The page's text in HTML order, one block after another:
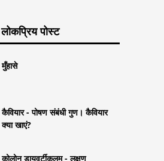
लोकप्रिय पोस्ट
मुँहासे
कैवियार - पोषण संबंधी गुण। कैवियार
क्या खाएं?
कोलोन डायवर्टीकुलम - लक्षण